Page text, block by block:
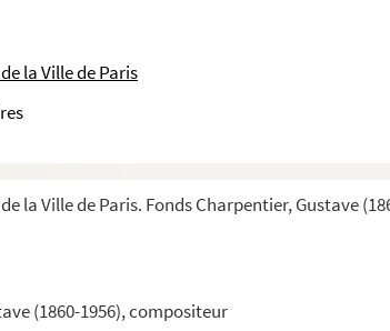
la Ville de Paris
la Ville de Paris. Fonds Charpentier, Gustave
(1860-1956), compositeur
et doubles